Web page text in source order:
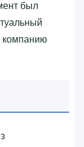
был
компанию